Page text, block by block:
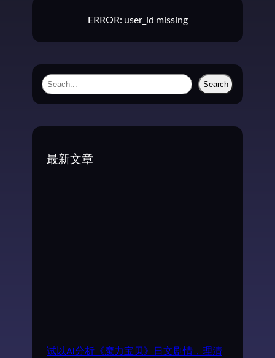
ERROR: user_id missing
S
Search
最新文章
试以AI分析《魔力宝贝》日文剧情，理清